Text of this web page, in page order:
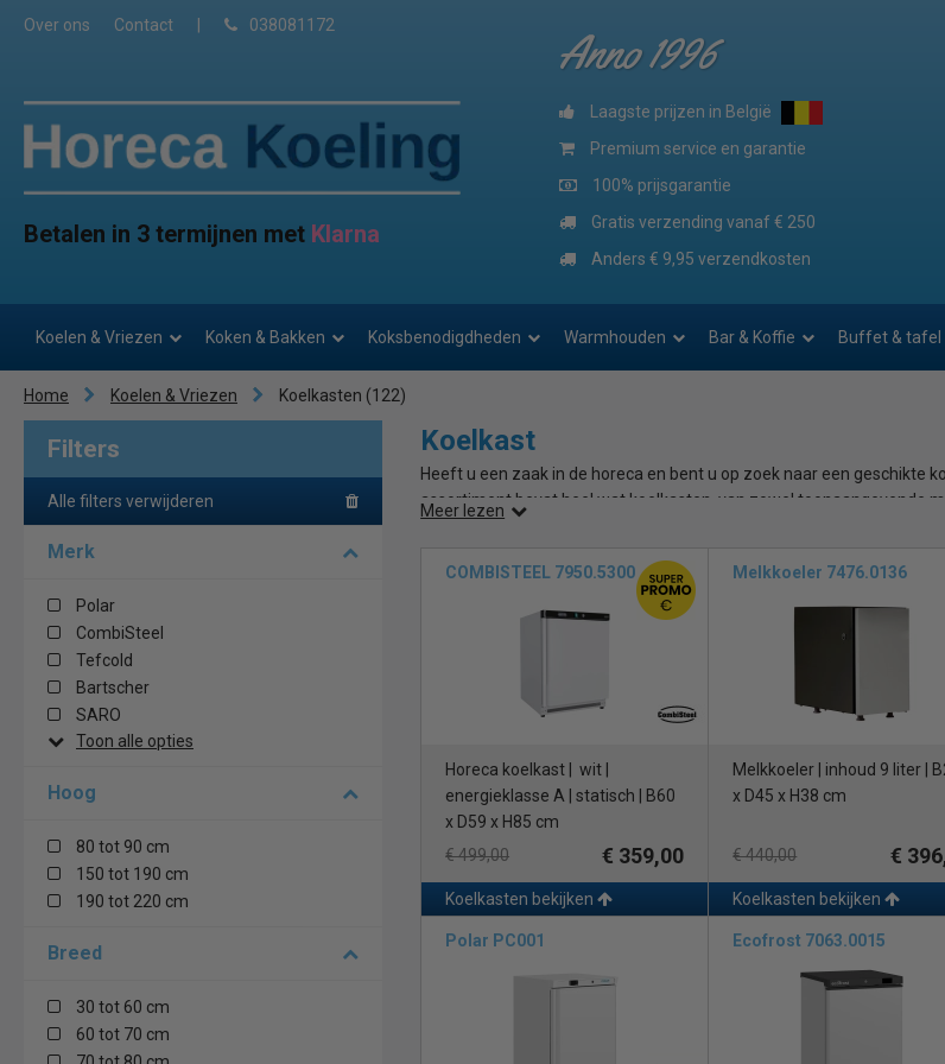
Over ons Contact 038081172
Betalen in 3 termijnen met Klarna
Anno 1996
Laagste prijzen in België
Premium service en garantie
100% prijsgarantie
Gratis verzending vanaf € 250
Anders € 9,95 verzendkosten
Koelen & Vriezen Koken & Bakken Koksbenodigdheden Warmhouden Bar & Koffie Buffet & tafel
Home Koelen & Vriezen Koelkasten (122)
Filters
Alle filters verwijderen
Merk
Polar
CombiSteel
Tefcold
Bartscher
SARO
Toon alle opties
Hoog
80 tot 90 cm
150 tot 190 cm
190 tot 220 cm
Breed
30 tot 60 cm
60 tot 70 cm
Koelkast
Heeft u een zaak in de horeca en bent u op zoek naar een geschikte
assortiment bevat heel wat koelkasten, van zowel toonaangevende
Ontdek meer over de verschillende soorten
Voor zaken in de horeca, bestaat er een brede waaier aan
kiest, die voldoet aan uw wensen en kiezen. Zo kiest u bijvoorbeeld
De statische koeling is de traditionele manier van koelen
temperatuurverschillen optreden. Deze koelkast voor in uw
De geforceerde koeling, ook wel dynamische koeling
koelkast snel op temperatuur komt en dat de temperatuur
energieverbruik.
Wat zijn de mogelijkheden?
SARO, Liebherr, CombiSteel en ScanCool. Zoekt u iets speciaals?
van ledverlichting. Daarnaast is er een groot aanbod in krasvast rvs
Meer lezen
COMBISTEEL 7950.5300
Horeca koelkast | wit |
energieklasse A | statisch | B60
x D59 x H85 cm
€ 499,00
€ 359,00
Koelkasten bekijken
Melkkoeler 7476.0136
Melkkoeler | inhoud 9 liter |
x D45 x H38 cm
€ 440,00 €
Koelkasten bekijken
Polar PC001 Ecofrost 7063.0015